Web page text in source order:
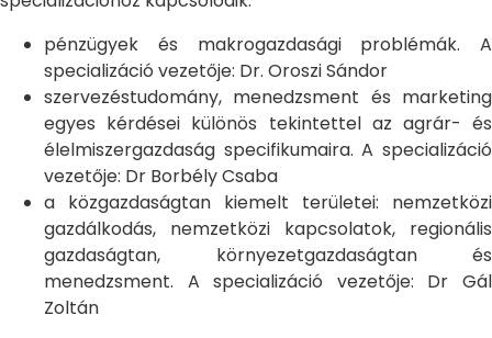
pénzügyek és makrogazdasági problémák. A
specializáció vezetője: Dr. Oroszi Sándor
szervezéstudomány, menedzsment és marketing
egyes kérdései különös tekintettel az agrár- és
élelmiszergazdaság specifikumaira. A specializáció
vezetője: Dr Borbély Csaba
a közgazdaságtan kiemelt területei: nemzetközi
gazdálkodás, nemzetközi kapcsolatok, regionális
gazdaságtan, környezetgazdaságtan és
menedzsment. A specializáció vezetője: Dr Gál
Zoltán